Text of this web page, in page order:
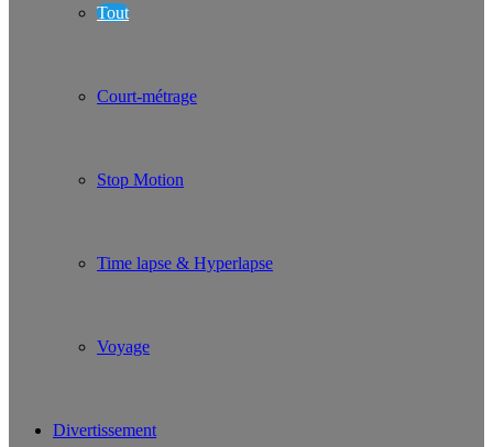
Tout
Court-métrage
Stop Motion
Time lapse & Hyperlapse
Voyage
Divertissement